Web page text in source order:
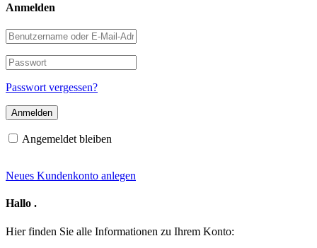
Anmelden
Benutzername
oder
E-
Mail-
Adresse
Passwort
Passwort vergessen?
Angemeldet bleiben
Neues Kundenkonto anlegen
Hallo .
Hier finden Sie alle Informationen zu Ihrem Konto: